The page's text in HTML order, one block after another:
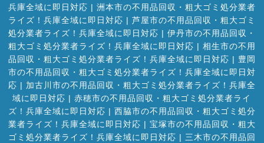
兵庫全域に即日対応 | 洲本市の不用品回収・粗大ゴミ処分業者
ライズ！兵庫全域に即日対応 | 芦屋市の不用品回収・粗大ゴミ
処分業者ライズ！兵庫全域に即日対応 | 伊丹市の不用品回収・
粗大ゴミ処分業者ライズ！兵庫全域に即日対応 | 相生市の不用
品回収・粗大ゴミ処分業者ライズ！兵庫全域に即日対応 | 豊岡
市の不用品回収・粗大ゴミ処分業者ライズ！兵庫全域に即日対
応 | 加古川市の不用品回収・粗大ゴミ処分業者ライズ！兵庫全
域に即日対応 | 赤穂市の不用品回収・粗大ゴミ処分業者ライ
ズ！兵庫全域に即日対応 | 西脇市の不用品回収・粗大ゴミ処分
業者ライズ！兵庫全域に即日対応 | 宝塚市の不用品回収・粗大
ゴミ処分業者ライズ！兵庫全域に即日対応 | 三木市の不用品回